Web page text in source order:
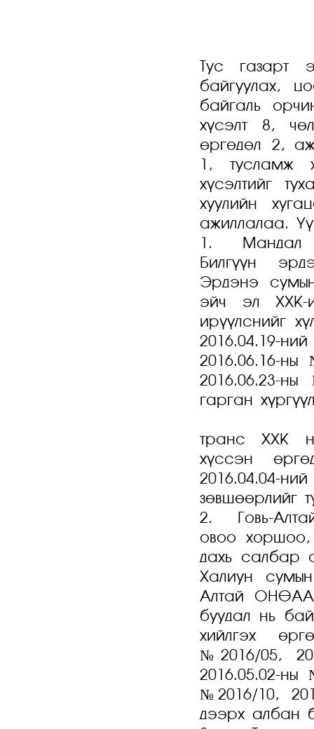
Тус газарт
байгуулах,
байгаль
хүсэлт 8,
өргөдөл 2,
1, тусламж
хүсэлтийг
хуулийн
ажиллалаа.
1. Мандал
Билгүүн
Эрдэнэ
эйч эл ХХК-
ирүүлснийг
2016.04.19-
2016.06.16-
2016.06.23-
гарган
транс ХХК
хүссэн
2016.04.04-
зөвшөөрлийг
2. Говь-
овоо хоршоо,
дахь салбар
Халиун
Алтай
буудал нь
хийлгэх
№2016/05,
2016.05.02-ны
№2016/10,
дээрх албан